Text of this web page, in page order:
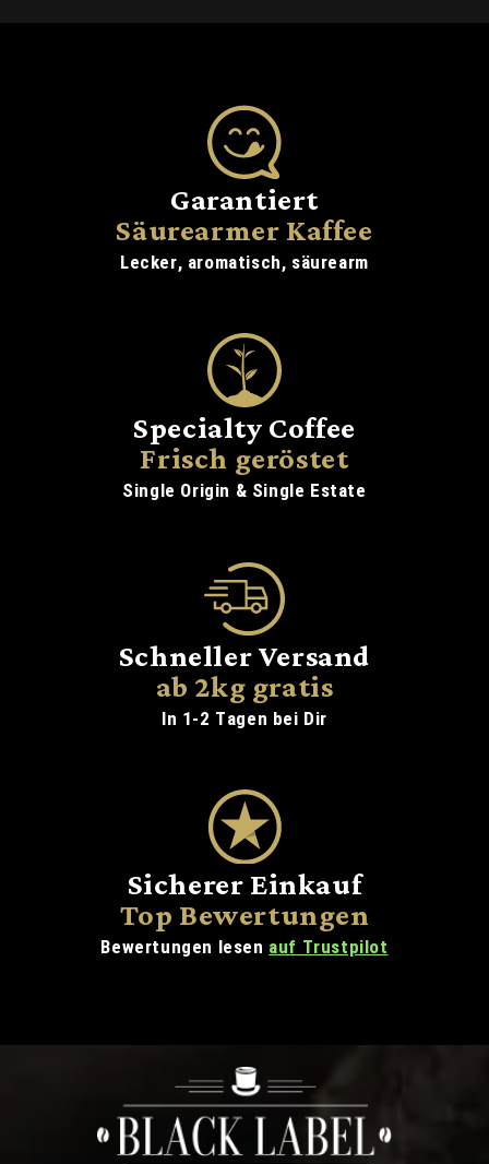
Garantiert
Säurearmer Kaffee
Lecker, aromatisch, säurearm
Specialty Coffee
Frisch geröstet
Single Origin & Single Estate
Schneller Versand
ab 2kg gratis
In 1-2 Tagen bei Dir
Sicherer Einkauf
Top Bewertungen
Bewertungen lesen auf Trustpilot